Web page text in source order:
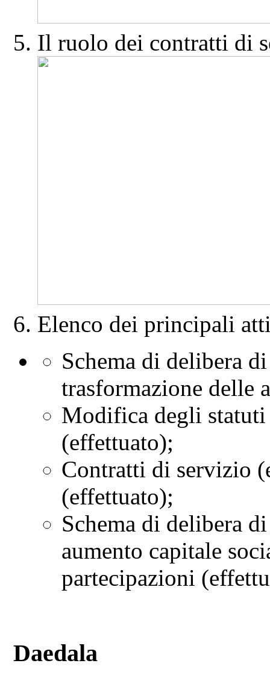
Il ruolo dei contratti di
Elenco dei principali
Schema di delibera
trasformazione delle
Modifica degli statuti
(effettuato);
Contratti di servizio
(effettuato);
Schema di delibera
aumento capitale
partecipazioni
Daedala